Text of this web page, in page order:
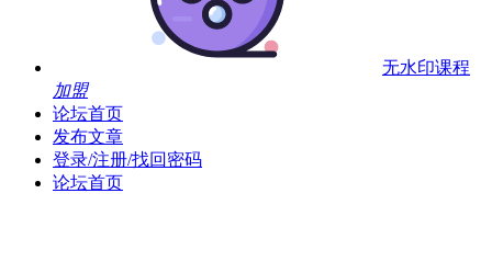
无水印课程
加盟
论坛首页
发布文章
登录/注册/找回密码
论坛首页